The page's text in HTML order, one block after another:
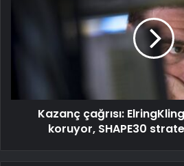
Kazanç çağrısı:
koruyor, SHAPE30